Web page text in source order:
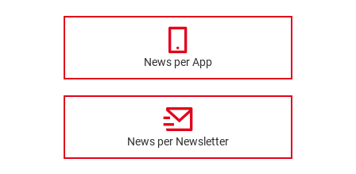
News per App
News per Newsletter